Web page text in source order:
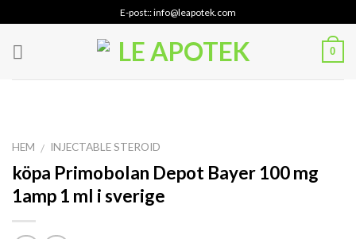
to
content
E-post:: info@leapotek.com
0
HEM / INJECTABLE STEROID
köpa Primobolan Depot Bayer 100 mg
1amp 1 ml i sverige